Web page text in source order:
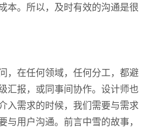
本。所以，及时有效的沟通是很
，在任何领域，任何分工，都避
汇报，或同事间协作。设计师也
入需求的时候，我们需要与需求
与用户沟通。前言中雪的故事，
名称 您的称呼